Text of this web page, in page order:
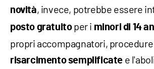
novità, invece, potrebbe essere
posto gratuito per i minori di 14
propri accompagnatori,
risarcimento semplificate e